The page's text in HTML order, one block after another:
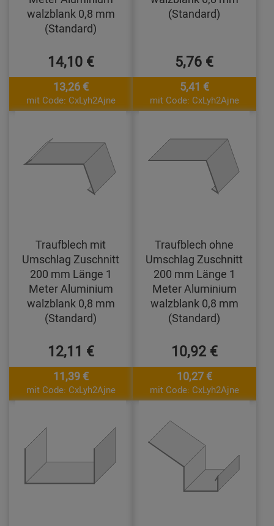
walzblank 0,8 mm
(Standard)
14,10 €
13,26 €
mit Code: CxLyh2Ajne
(Standard)
5,76 €
5,41 €
mit Code: CxLyh2Ajne
Traufblech mit
Umschlag Zuschnitt
200 mm Länge 1
Meter Aluminium
walzblank 0,8 mm
(Standard)
12,11 €
11,39 €
mit Code: CxLyh2Ajne
Traufblech ohne
Umschlag Zuschnitt
200 mm Länge 1
Meter Aluminium
walzblank 0,8 mm
(Standard)
10,92 €
10,27 €
mit Code: CxLyh2Ajne